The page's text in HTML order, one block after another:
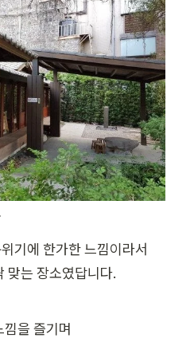
기에 한가한 느낌이라서
맞는 장소였답니다.
을 즐기며